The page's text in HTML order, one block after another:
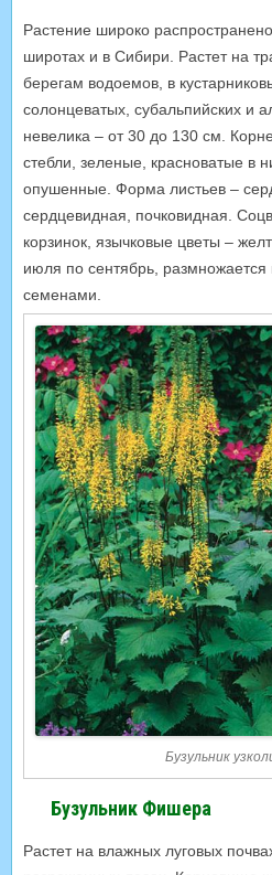
Растение широко
широтах и в Сибири. Растет на
берегам водоемов, в
солонцеватых, субальпийских и
невелика – от 30 до 130 см.
стебли, зеленые, красноватые в
опушенные. Форма листьев –
сердцевидная, почковидная.
корзинок, язычковые цветы –
июля по сентябрь,
семенами.
Бузульник
Бузульник Фишера
Растет на влажных луговых